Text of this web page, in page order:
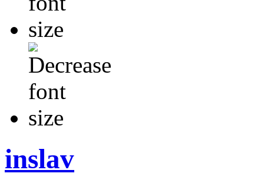
inslav